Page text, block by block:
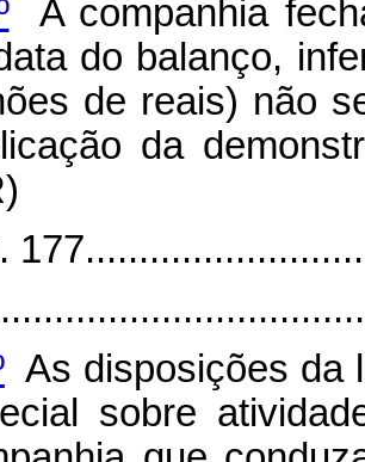
A companhia
do balanço,
de reais) não
da
As disposições da
sobre